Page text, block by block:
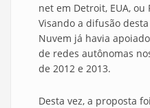
net em Detroit, EUA,
Visando a difusão
Nuvem já havia
de redes autônomas
de 2012 e 2013.
Desta vez, a proposta